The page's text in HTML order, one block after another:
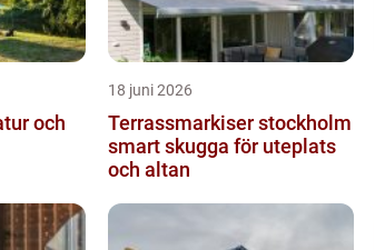
18 juni 2026
Terrassmarkiser stockholm
smart skugga för uteplats
och altan